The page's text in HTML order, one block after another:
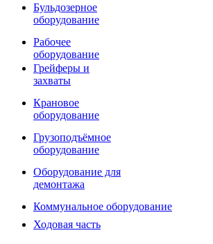
Виброрипперы
Ковши дробильные щековые
Ковши дробильные роторные
Сортировочные ковши
Сортировочные ковши
Фрезы роторные
Фрезы дисковые
Траншеекопатели
Просеивающие ковши для
Распределители асфальта
Переходные плиты
Гидроразводка
РВД
Сваерезки
Как выбрать гидромолот
Бульдозерное
оборудование
Рабочее
оборудование
Грейферы и
захваты
Крановое
оборудование
Грузоподъёмное
оборудование
Оборудование для
демонтажа
Коммунальное оборудование
Ходовая часть